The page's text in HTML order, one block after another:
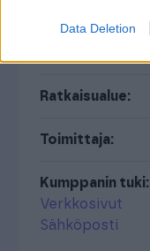
Data Deletion
Toimiala:
Ratkaisualue:
Toimittaja:
Kumppanin tuki:
Verkkosivut
Sähköposti